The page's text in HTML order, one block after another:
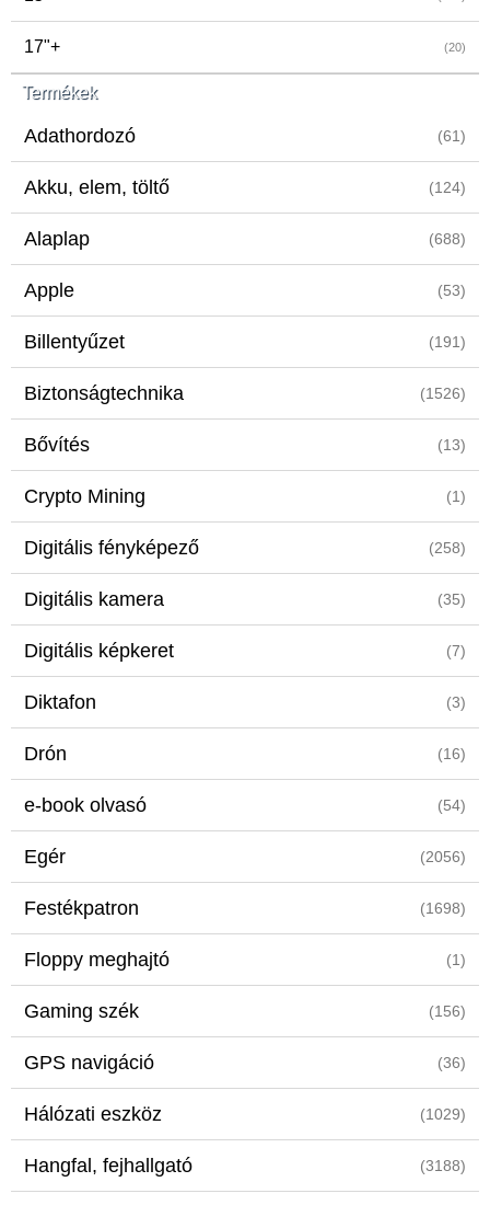
17"+ (20)
Termékek
Adathordozó (61)
Akku, elem, töltő (124)
Alaplap (688)
Apple (53)
Billentyűzet (191)
Biztonságtechnika (1526)
Bővítés (13)
Crypto Mining (1)
Digitális fényképező (258)
Digitális kamera (35)
Digitális képkeret (7)
Diktafon (3)
Drón (16)
e-book olvasó (54)
Egér (2056)
Festékpatron (1698)
Floppy meghajtó (1)
Gaming szék (156)
GPS navigáció (36)
Hálózati eszköz (1029)
Hangfal, fejhallgató (3188)